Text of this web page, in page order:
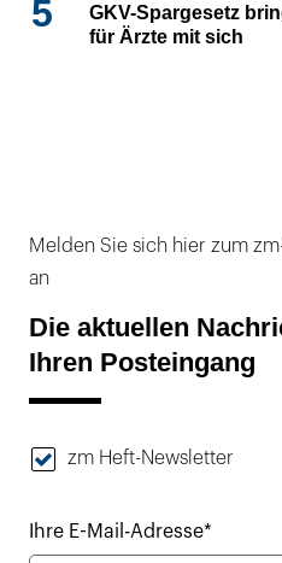
5
GKV-Spargesetz
für Ärzte mit sich
Melden Sie sich hier zum
an
Die aktuellen
Ihren Posteingang
zm Heft-Newsletter
Ihre E-Mail-Adresse*